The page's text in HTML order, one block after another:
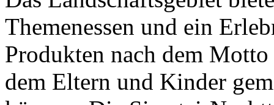
Themenessen und ein
Produkten nach dem
dem Eltern und Kinder